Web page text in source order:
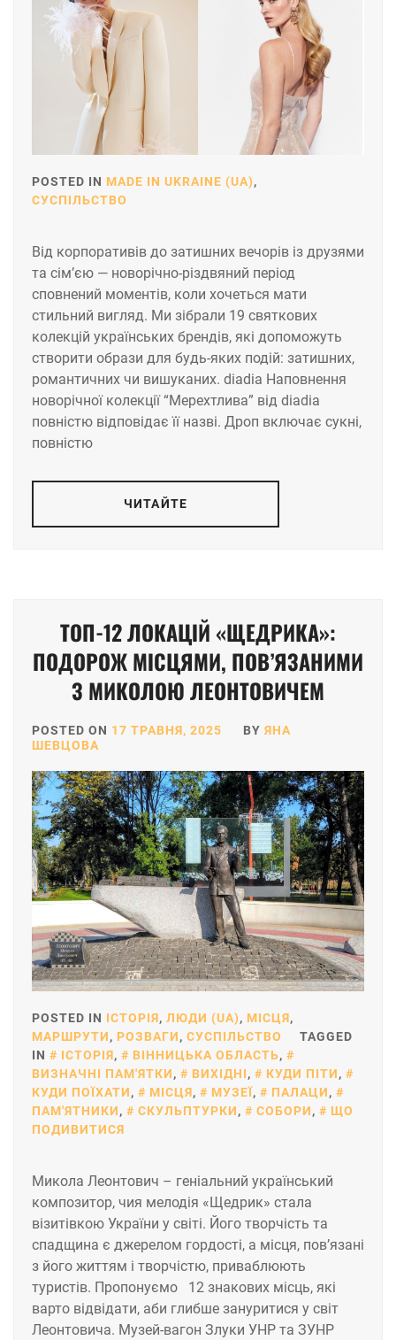
POSTED IN MADE IN UKRAINE (UA),
СУСПІЛЬСТВО
Від корпоративів до затишних вечорів із друзями
та сім’єю — новорічно-різдвяний період
сповнений моментів, коли хочеться мати
стильний вигляд. Ми зібрали 19 святкових
колекцій українських брендів, які допоможуть
створити образи для будь-яких подій: затишних,
романтичних чи вишуканих. diadia Наповнення
новорічної колекції “Мерехтлива” від diadia
повністю відповідає її назві. Дроп включає сукні,
повністю
ЧИТАЙТЕ
ТОП-12 ЛОКАЦІЙ «ЩЕДРИКА»:
ПОДОРОЖ МІСЦЯМИ, ПОВ’ЯЗАНИМИ
З МИКОЛОЮ ЛЕОНТОВИЧЕМ
POSTED ON 17 ТРАВНЯ, 2025 BY ЯНА
ШЕВЦОВА
POSTED IN ІСТОРІЯ, ЛЮДИ (UA), МІСЦЯ,
МАРШРУТИ, РОЗВАГИ, СУСПІЛЬСТВО
TAGGED
IN
ІСТОРІЯ, ВІННИЦЬКА ОБЛАСТЬ,
ВИЗНАЧНІ ПАМ'ЯТКИ, ВИХІДНІ, КУДИ ПІТИ,
КУДИ ПОЇХАТИ, МІСЦЯ, МУЗЕЇ, ПАЛАЦИ,
ПАМ'ЯТНИКИ, СКУЛЬПТУРКИ, СОБОРИ,
ЩО
ПОДИВИТИСЯ
Микола Леонтович – геніальний український
композитор, чия мелодія «Щедрик» стала
візитівкою України у світі. Його творчість та
спадщина є джерелом гордості, а місця, пов’язані
з його життям і творчістю, приваблюють
туристів. Пропонуємо 12 знакових місць, які
варто відвідати, аби глибше зануритися у світ
Леонтовича. Музей-вагон Злуки УНР та ЗУНР